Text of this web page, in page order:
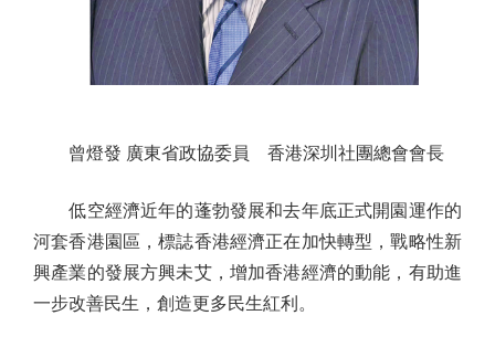
曾燈發 廣東省政協委員 香港深圳社團總會會長
低空經濟近年的蓬勃發展和去年底正式開園運作的
河套香港園區，標誌香港經濟正在加快轉型，戰略性新
興產業的發展方興未艾，增加香港經濟的動能，有助進
一步改善民生，創造更多民生紅利。